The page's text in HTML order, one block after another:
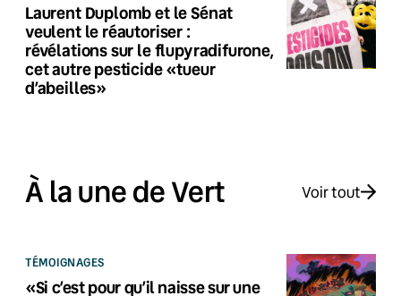
Laurent Duplomb et le Sénat
veulent le réautoriser :
révélations sur le flupyradifurone,
cet autre pesticide «tueur
d’abeilles»
À la une de Vert Voir tout
TÉMOIGNAGES
«Si c’est pour qu’il naisse sur une